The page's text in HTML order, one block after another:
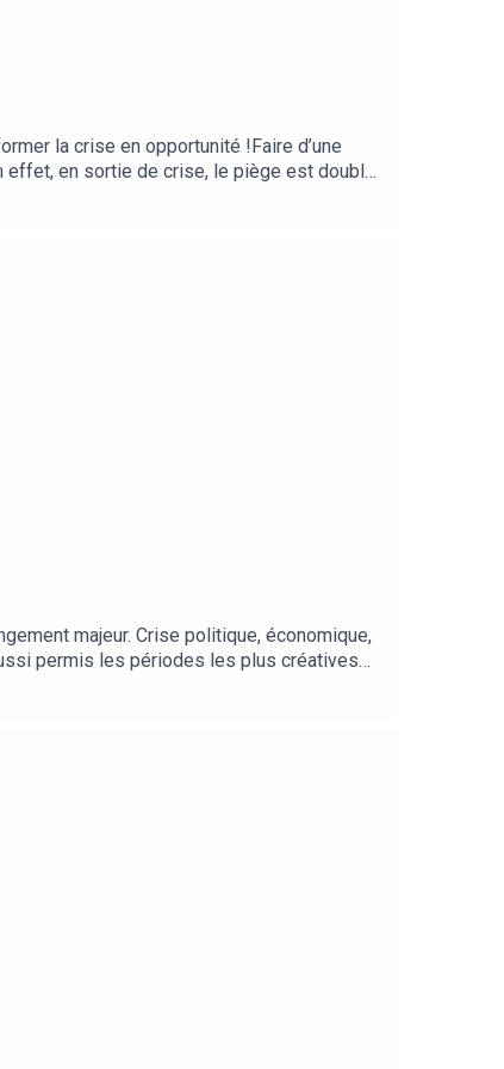
la crise en opportunité !Faire d’une
effet, en sortie de crise, le piège est double
crise n’avait pas changé les choses !🪄
héritée de la crise et d'embarquer les
majeur. Crise politique, économique,
permis les périodes les plus créatives
équipes face à la crise.